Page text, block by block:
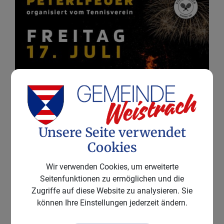
Unsere Seite verwendet
Cookies
Wir verwenden Cookies, um erweiterte
Seitenfunktionen zu ermöglichen und die
Zugriffe auf diese Website zu analysieren. Sie
können Ihre Einstellungen jederzeit ändern.